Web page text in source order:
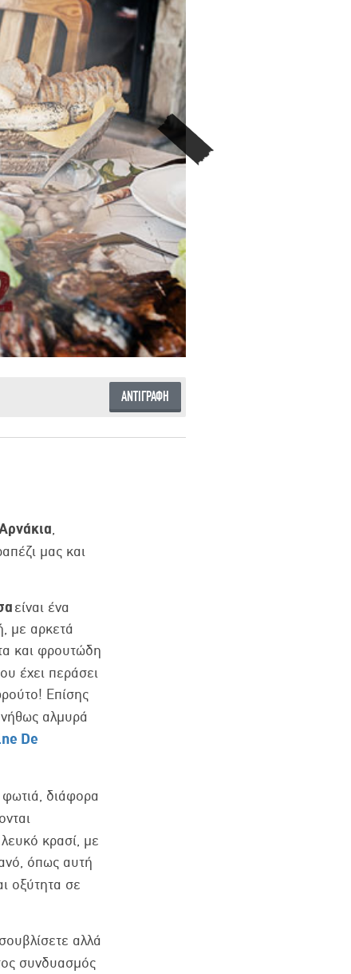
ΑΝΤΙΓΡΑΦΗ
μας και
είναι ένα
με αρκετά
και φρουτώδη
έχει περάσει
Επίσης
αλμυρά
De
διάφορα
κρασί, με
όπως αυτή
οξύτητα σε
αλλά
συνδυασμός